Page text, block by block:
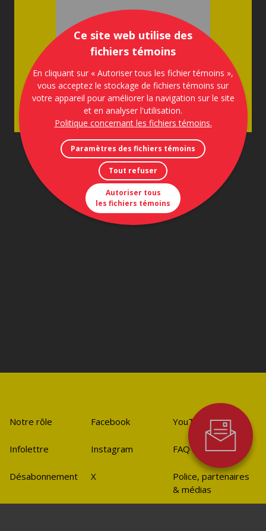
Ce site web utilise des
fichiers témoins
En cliquant sur « Autoriser tous les fichier témoins »,
vous acceptez le stockage de fichiers témoins sur
votre appareil pour améliorer la navigation sur le site
et en analyser l'utilisation.
Politique concernant les fichiers témoins.
Paramètres des fichiers témoins
Tout refuser
Autoriser tous
les fichiers témoins
Notre rôle
Infolettre
Désabonnement
Facebook
Instagram
X
YouTube
FAQ
Police, partenaires
& médias